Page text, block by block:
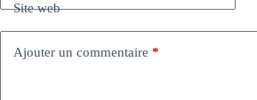
Site web
Ajouter un commentaire *